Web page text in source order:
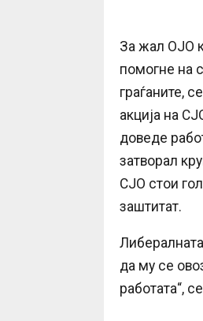
За жал ОЈО
помогне на
граѓаните,
акција на
доведе
затворал
СЈО стои
заштитат.
да му се
работата“,